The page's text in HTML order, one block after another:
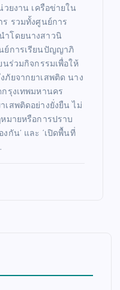
วยงาน เครือข่ายใน
ร รวมทั้งศูนย์การ
ำโดยนางสาวนิ
ย์การเรียนปัญญาภิ
ร่วมกิจกรรมเพื่อให้
ภัยจากยาเสพติด นาง
รุงเทพมหานคร
เสพติดอย่างยั่งยืน ไม่
มายหรือการปราบ
กัน’ และ ‘เปิดพื้นที่